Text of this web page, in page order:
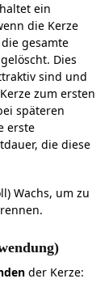
ein
die Kerze
gesamte
Dies
sind und
zum ersten
späteren
erste
die diese
Wachs, um zu
der Kerze: